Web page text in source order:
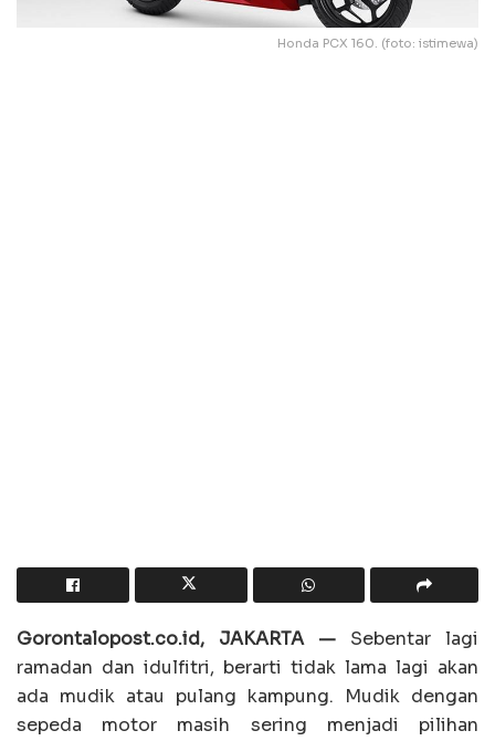
Honda PCX 160. (foto: istimewa)
Gorontalopost.co.id, JAKARTA — Sebentar lagi
ramadan dan idulfitri, berarti tidak lama lagi akan
ada mudik atau pulang kampung. Mudik dengan
sepeda motor masih sering menjadi pilihan